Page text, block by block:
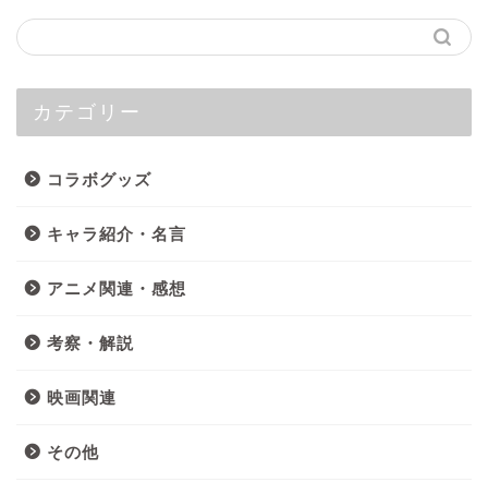
カテゴリー
コラボグッズ
キャラ紹介・名言
アニメ関連・感想
考察・解説
映画関連
その他